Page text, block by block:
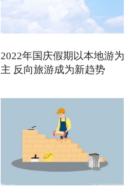
2022年国庆假期以本地游为
主 反向旅游成为新趋势